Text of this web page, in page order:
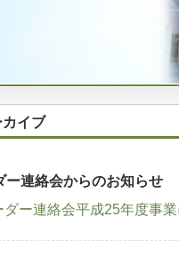
イブ
ー連絡会からのお知らせ
ダー連絡会平成25年度事